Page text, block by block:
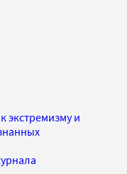
экстремизму и